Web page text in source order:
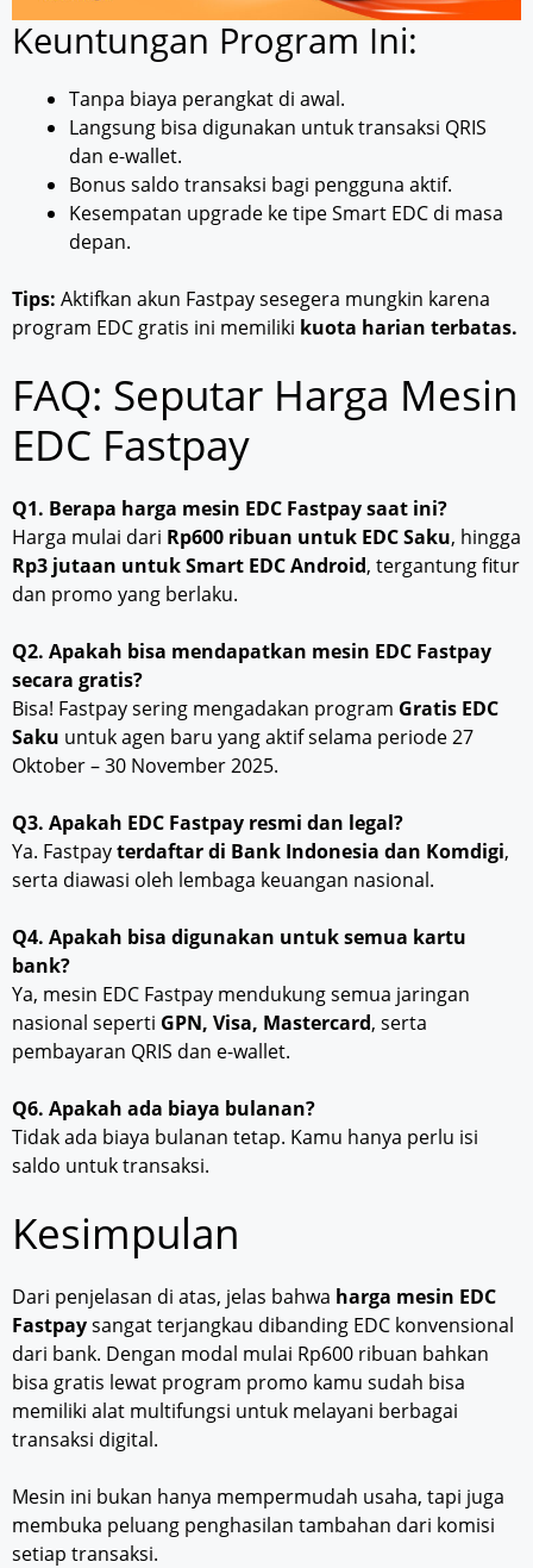
Keuntungan Program Ini:
Tanpa biaya perangkat di awal.
Langsung bisa digunakan untuk transaksi QRIS
dan e-wallet.
Bonus saldo transaksi bagi pengguna aktif.
Kesempatan upgrade ke tipe Smart EDC di masa
depan.
Tips: Aktifkan akun Fastpay sesegera mungkin karena
program EDC gratis ini memiliki kuota harian terbatas.
FAQ: Seputar Harga Mesin
EDC Fastpay
Q1. Berapa harga mesin EDC Fastpay saat ini?
Harga mulai dari Rp600 ribuan untuk EDC Saku, hingga
Rp3 jutaan untuk Smart EDC Android, tergantung fitur
dan promo yang berlaku.
Q2. Apakah bisa mendapatkan mesin EDC Fastpay
secara gratis?
Bisa! Fastpay sering mengadakan program Gratis EDC
Saku untuk agen baru yang aktif selama periode 27
Oktober – 30 November 2025.
Q3. Apakah EDC Fastpay resmi dan legal?
Ya. Fastpayterdaftar di Bank Indonesia dan Komdigi,
serta diawasi oleh lembaga keuangan nasional.
Q4. Apakah bisa digunakan untuk semua kartu
bank?
Ya, mesin EDC Fastpay mendukung semua jaringan
nasional seperti GPN, Visa, Mastercard, serta
pembayaran QRIS dan e-wallet.
Q6. Apakah ada biaya bulanan?
Tidak ada biaya bulanan tetap. Kamu hanya perlu isi
saldo untuk transaksi.
Kesimpulan
Dari penjelasan di atas, jelas bahwa harga mesin EDC
Fastpaysangat terjangkau dibanding EDC konvensional
dari bank. Dengan modal mulai Rp600 ribuan bahkan
bisa gratis lewat program promo kamu sudah bisa
memiliki alat multifungsi untuk melayani berbagai
transaksi digital.
Mesin ini bukan hanya mempermudah usaha, tapi juga
membuka peluang penghasilan tambahan dari komisi
setiap transaksi.